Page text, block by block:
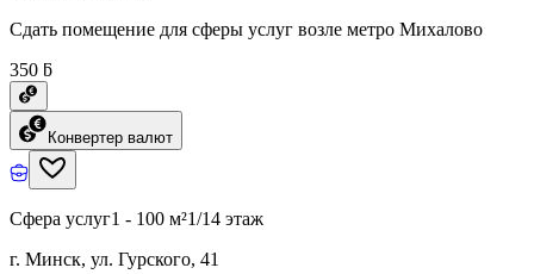
Сдать помещение для сферы услуг возле метро Михалово
350 ƃ
Конвертер валют
Сфера услуг1 - 100 м²1/14 этаж
г. Минск, ул. Гурского, 41